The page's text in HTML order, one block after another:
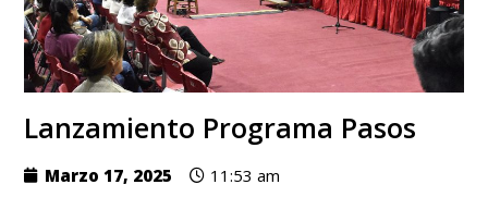
Lanzamiento Programa Pasos
Marzo 17, 2025 11:53 am